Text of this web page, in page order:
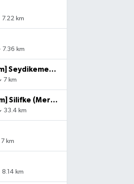
7.22 km
7.36 km
Akdeniz - [63.12 km] Seydikemer (Muğla)
7 km
Akdeniz - [47.34 km] Silifke (Mersin)
33.4 km
7 km
8.14 km